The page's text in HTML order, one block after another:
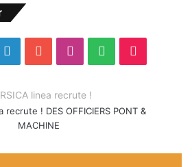
LinkedinYouTubeInstagram
Spotify
linea recrute !